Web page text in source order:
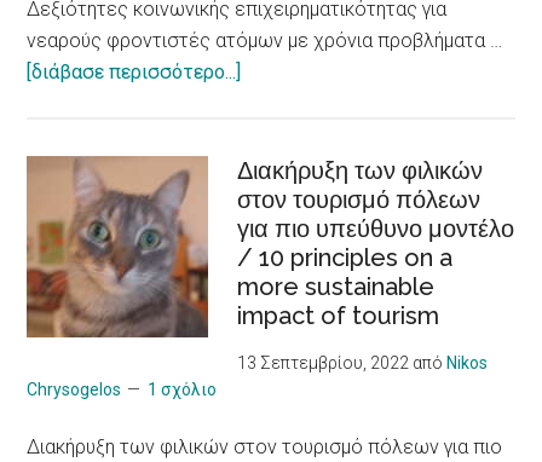
integration,
social
Δεξιότητες κοινωνικής επιχειρηματικότητας για
νεαρούς φροντιστές ατόμων με χρόνια προβλήματα …
[διάβασε περισσότερο...]
επιχειρηματικότητας
για
νεαρούς
φροντιστές
ατόμων
με
χρόνια
/
Διακήρυξη των φιλικών
στον τουρισμό πόλεων
για πιο υπεύθυνο μοντέλο
/ 10 principles on a
more sustainable
impact of tourism
13 Σεπτεμβρίου, 2022 από Nikos
Chrysogelos
1 σχόλιο
Διακήρυξη των φιλικών στον τουρισμό πόλεων για πιο